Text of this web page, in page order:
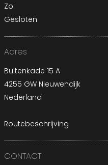
Zo:
Gesloten
Adres
Buitenkade 15 A
4255 GW Nieuwendijk
Nederland
Routebeschrijving
CONTACT